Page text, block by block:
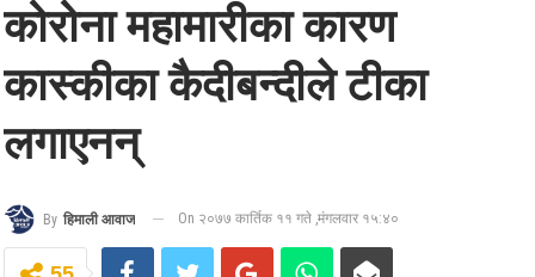
कोरोना महामारीका कारण
कास्कीका कैदीबन्दीले टीका
लगाएनन्
By हिमाली आवाज On २०७७ कार्तिक ११ गते ,मंगलवार १५:४०